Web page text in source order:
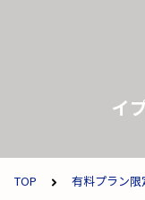
イ
TOP 有料プラン限